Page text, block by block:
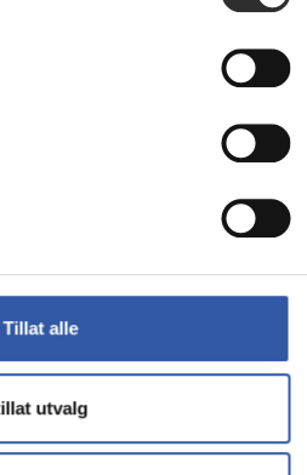
Tillat alle
utvalg
Signage Wedge Kit